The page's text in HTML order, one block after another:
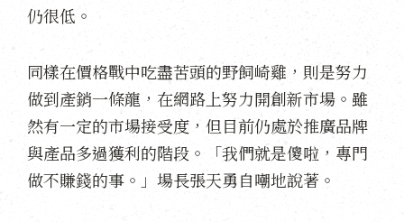
仍很低。
同樣在價格戰中吃盡苦頭的野飼崎雞，則是努力
做到產銷一條龍，在網路上努力開創新市場。雖
然有一定的市場接受度，但目前仍處於推廣品牌
與產品多過獲利的階段。「我們就是傻啦，專門
做不賺錢的事。」場長張天勇自嘲地說著。